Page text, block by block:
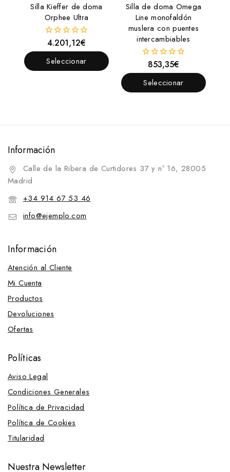
Silla Kieffer de doma
Orphee Ultra
0
fuera
de
4.201,12€
Seleccionar
Silla de doma Omega
Line monofaldón
muslera con puentes
intercambiables
fuera
de
853,35€
Seleccionar
Información
Calle de la Ribera de Curtidores 37 y nº 16, 28005
Madrid
+34 914 67 53 46
info@ejemplo.com
Información
Atención al Cliente
Mi Cuenta
Productos
Devoluciones
Ofertas
Políticas
Aviso Legal
Condiciones Generales
Política de Privacidad
Política de Cookies
Titularidad
Nuestra Newsletter